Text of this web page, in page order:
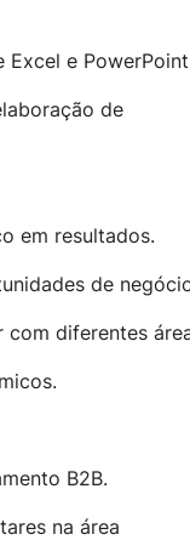
Excel e
de
em resultados.
de
diferentes
B2B.
na área